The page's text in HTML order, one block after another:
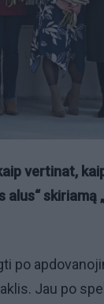
vertinat,
alus“
po
Jau po